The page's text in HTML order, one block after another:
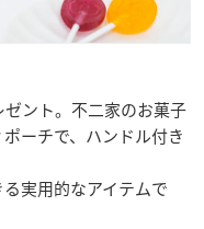
ント。不二家のお菓子
ーチで、ハンドル付き
実用的なアイテムで